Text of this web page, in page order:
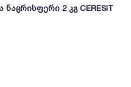
ნაცრისფერი 2 კგ CERESIT